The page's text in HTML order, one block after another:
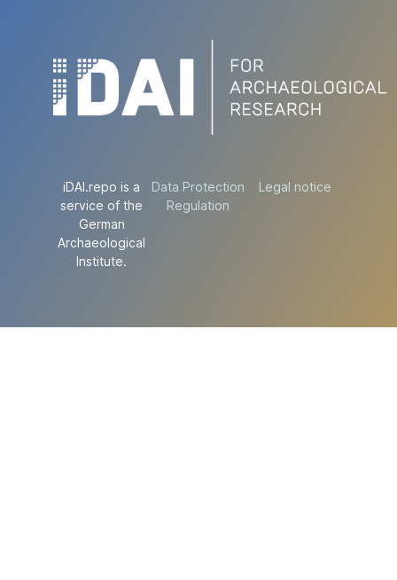
iDAI.repo is a
service of the
German
Archaeological
Institute.
Data Protection
Regulation
Legal notice